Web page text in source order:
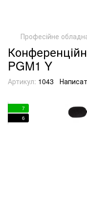
Професійне
PGM1 Y
Артикул: 1043
7
6